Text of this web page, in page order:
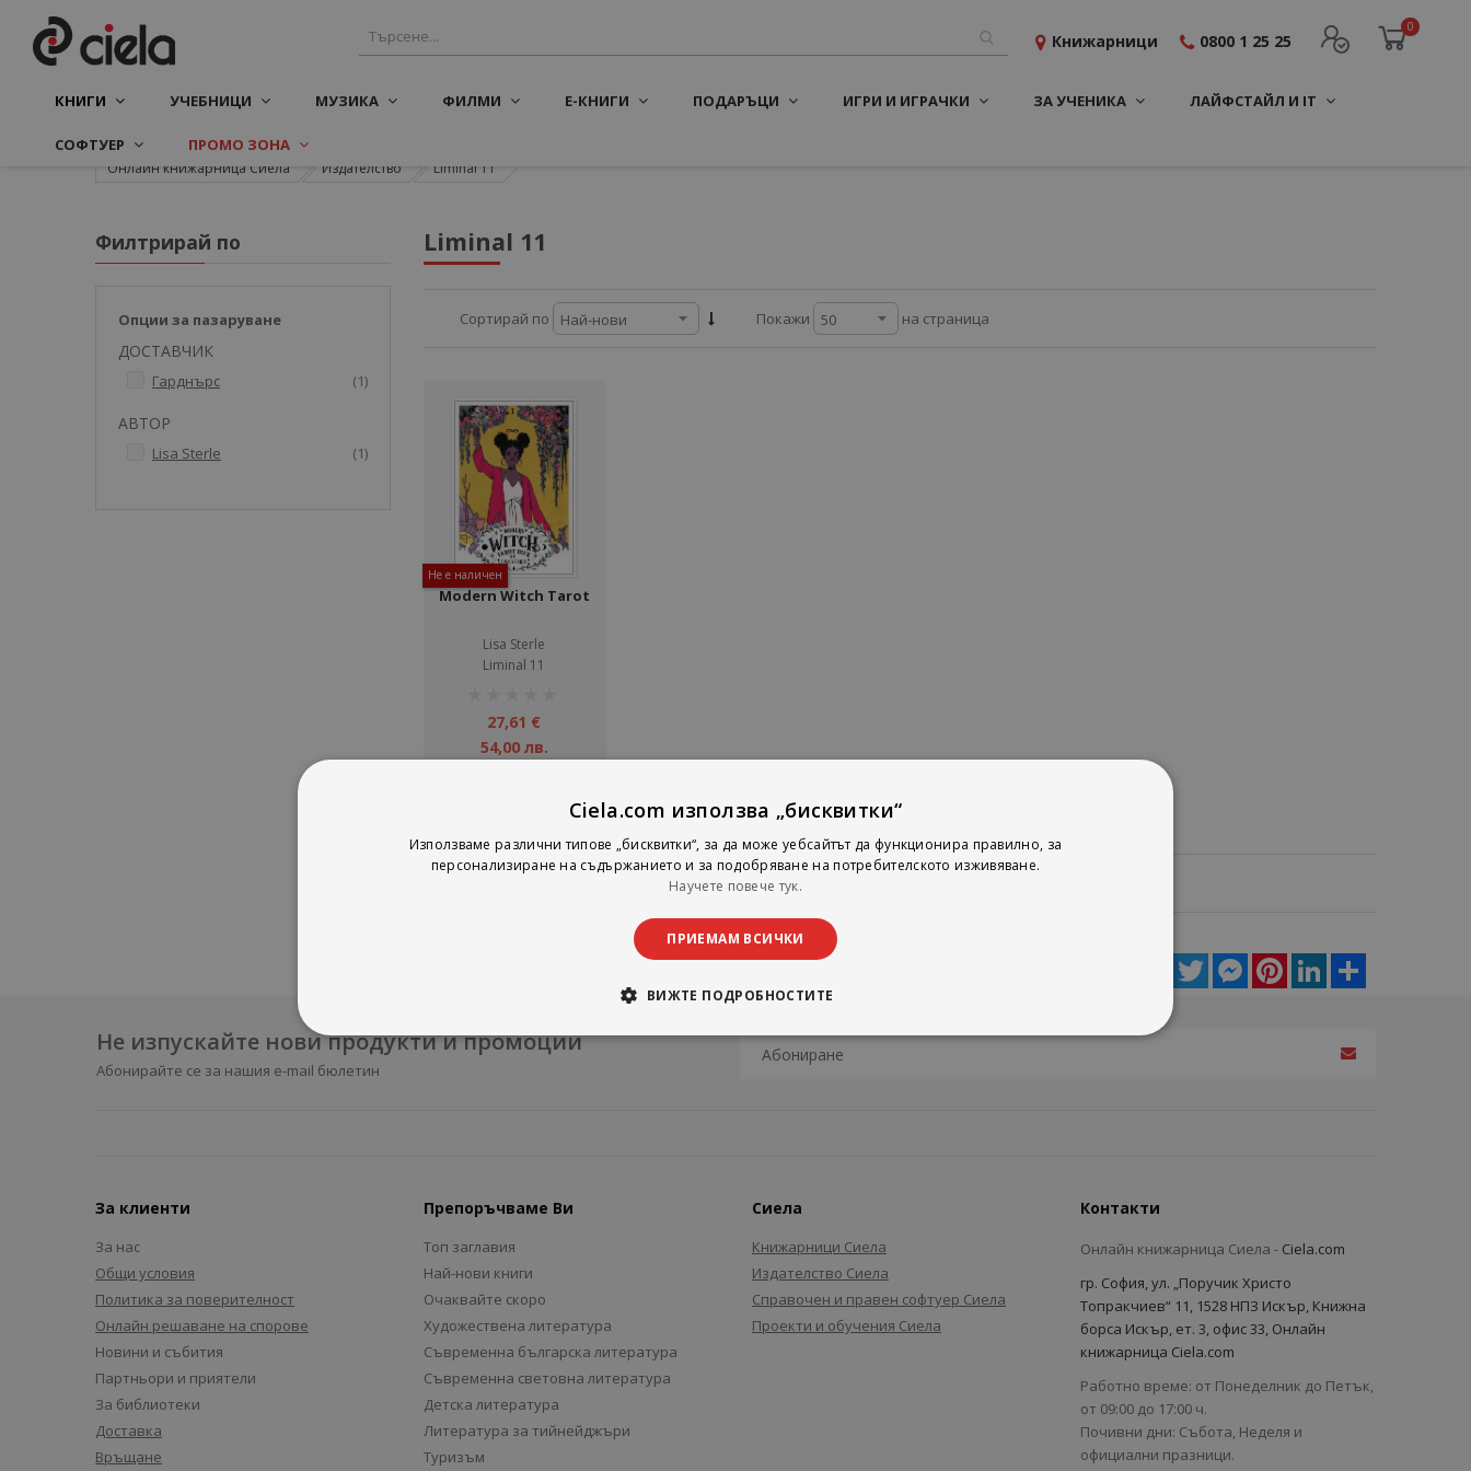
0
Книжарници 0800 1 25 25
КНИГИ УЧЕБНИЦИ МУЗИКА ФИЛМИ Е-КНИГИ ПОДАРЪЦИ ИГРИ И ИГРАЧКИ ЗА УЧЕНИКА ЛАЙФСТАЙЛ И IT
СОФТУЕР ПРОМО ЗОНА
Онлайн книжарница Сиела Издателство Liminal 11
Liminal 11
Сортирай по Покажи на страница
Не е наличен
Modern Witch Tarot
Lisa Sterle
Liminal 11
27,61 €
54,00 лв.
Покажи
Facebook
Twitter MessengerPinterestLinkedIn
Филтрирай по
Опции за пазаруване
ДОСТАВЧИК
Гарднърс 1артикул
АВТОР
Lisa Sterle 1артикул
Не изпускайте нови продукти и промоции
Абонирайте се за нашия e-mail бюлетин
За клиенти
За нас
Общи условия
Политика за поверителност
Онлайн решаване на спорове
Новини и събития
Партньори и приятели
За библиотеки
Доставка
Връщане
Препоръчваме Ви
Топ заглавия
Най-нови книги
Очаквайте скоро
Художествена литература
Съвременна българска литература
Съвременна световна литература
Детска литература
Литература за тийнейджъри
Туризъм
Сиела
Книжарници Сиела
Издателство Сиела
Справочен и правен софтуер Сиела
Проекти и обучения Сиела
Контакти
Онлайн книжарница Сиела - Ciela.com
гр. София, ул. „Поручик Христо
Топракчиев“ 11, 1528 НПЗ Искър, Книжна
борса Искър, ет. 3, офис 33, Онлайн
книжарница Ciela.com
Работно време: от Понеделник до Петък,
от 09:00 до 17:00 ч.
Почивни дни: Събота, Неделя и
официални празници.
Ciela.com използва „бисквитки“
Използваме различни типове „бисквитки“, за да може уебсайтът да функционира правилно, за
персонализиране на съдържанието и за подобряване на потребителското изживяване.
Научете повече тук.
ПРИЕМАМ ВСИЧКИ
ВИЖТЕ ПОДРОБНОСТИТЕ